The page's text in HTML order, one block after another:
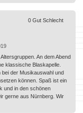
An dem Abend
klassische Blaskapelle.
der Musikauswahl und
können. Spaß ist ein
und in den schönen
gerne aus Nürnberg. Wir
0 Gut Schlecht